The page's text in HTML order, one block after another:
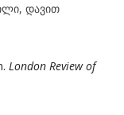
დავით
London Review of